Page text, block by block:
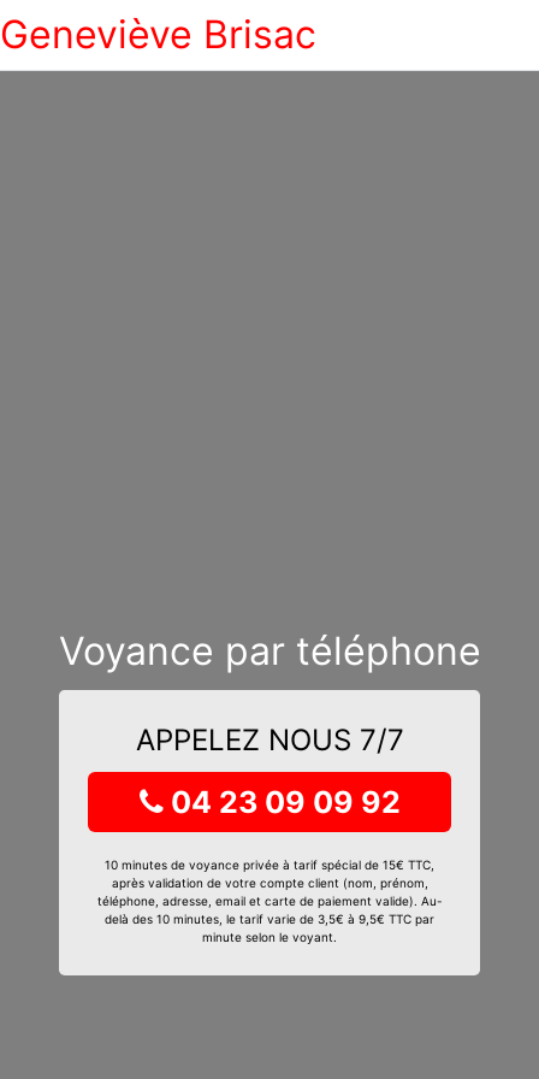
Geneviève Brisac
Voyance par téléphone
APPELEZ NOUS 7/7
04 23 09 09 92
10 minutes de voyance privée à tarif spécial de 15€ TTC,
après validation de votre compte client (nom, prénom,
téléphone, adresse, email et carte de paiement valide). Au-
delà des 10 minutes, le tarif varie de 3,5€ à 9,5€ TTC par
minute selon le voyant.